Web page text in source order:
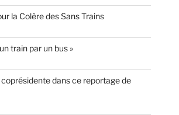
la Colère des Sans Trains
train par un bus »
dans ce reportage de